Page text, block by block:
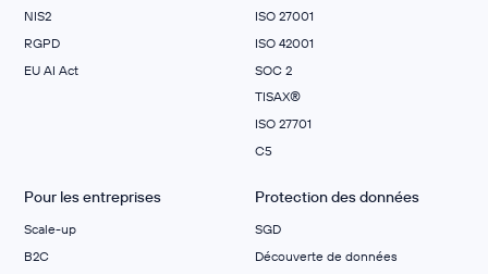
NIS2
RGPD
EU AI Act
ISO 27001
ISO 42001
SOC 2
TISAX®
ISO 27701
C5
Pour les entreprises
Scale-up
B2C
Protection des données
SGD
Découverte de données